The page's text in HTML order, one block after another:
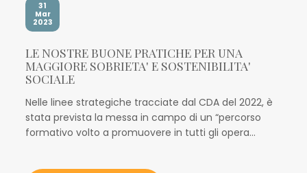
31
Mar
2023
LE NOSTRE BUONE PRATICHE PER UNA
MAGGIORE SOBRIETA' E SOSTENIBILITA'
SOCIALE
Nelle linee strategiche tracciate dal CDA del 2022, è
stata prevista la messa in campo di un “percorso
formativo volto a promuovere in tutti gli opera...